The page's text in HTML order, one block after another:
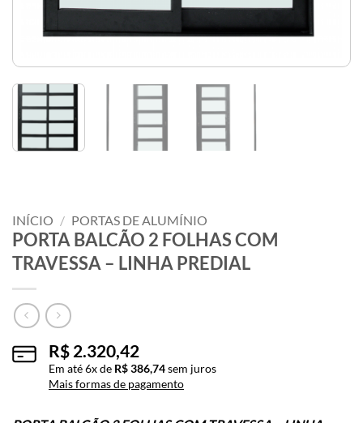
INÍCIO / PORTAS DE ALUMÍNIO
PORTA BALCÃO 2 FOLHAS COM
TRAVESSA – LINHA PREDIAL
R$ 2.320,42
Em até6x de R$386,74sem juros
Mais formas de pagamento